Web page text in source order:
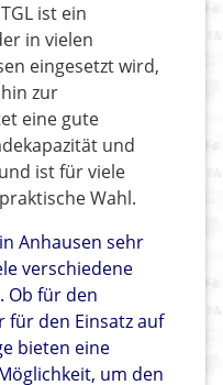
ist ein
in vielen
eingesetzt wird,
zur
eine gute
und
ist für viele
Wahl.
Anhausen sehr
verschiedene
Ob für den
den Einsatz auf
bieten eine
um den